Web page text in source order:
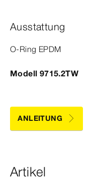
Ausstattung
O-​Ring EPDM
Modell 9715.2TW
ANLEITUNG
Artikel